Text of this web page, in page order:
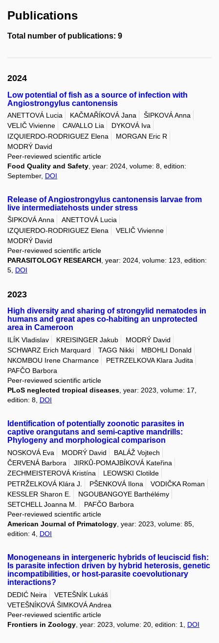
Publications
Total number of publications: 9
2024
Low potential of fish as a source of infection with
Angiostrongylus cantonensis
ANETTOVÁ Lucia KAČMAŘÍKOVÁ Jana
ŠIPKOVÁ Anna
VELIČ Vivienne
CAVALLO Lia
DYKOVÁ Iva
IZQUIERDO-RODRIGUEZ Elena
MORGAN Eric R
MODRÝ David
Peer-reviewed scientific article
Food Quality and Safety , year: 2024, volume: 8, edition:
September, DOI
Release of Angiostrongylus cantonensis larvae from
live intermediatehosts under stress
ŠIPKOVÁ Anna
ANETTOVÁ Lucia
IZQUIERDO-RODRIGUEZ Elena
VELIČ Vivienne
MODRÝ David
Peer-reviewed scientific article
PARASITOLOGY RESEARCH , year: 2024, volume: 123, edition:
5, DOI
2023
High diversity and sharing of strongylid nematodes in
humans and great apes co-habiting an unprotected
area in Cameroon
ILÍK Vladislav KREISINGER Jakub
MODRÝ David
SCHWARZ Erich Marquard
TAGG Nikki
MBOHLI Donald
NKOMBOU Irene Charmance
PETRZELKOVA Klara Judita
PAFČO Barbora
Peer-reviewed scientific article
PLoS neglected tropical diseases, year: 2023, volume: 17,
edition: 8, DOI
Identification of potentially zoonotic parasites in
captive orangutans and semi-captive mandrills:
Phylogeny and morphological comparison
NOSKOVÁ Eva MODRÝ David
BALÁŽ Vojtech
ČERVENÁ Barbora
JIRKŮ-POMAJBÍKOVÁ Kateřina
ZECHMEISTEROVÁ Kristína
LEOWSKI Clotilde
PETRŽELKOVÁ Klára J.
PŠENKOVÁ Ilona
VODIČKA Roman
KESSLER Sharon E.
NGOUBANGOYE Barthélémy
SETCHELL Joanna M.
PAFČO Barbora
Peer-reviewed scientific article
American Journal of Primatology, year: 2023, volume: 85,
edition: 4, DOI
Monogeneans in intergeneric hybrids of leuciscid fish:
Is parasite infection driven by hybrid heterosis, genetic
incompatibilities, or host-parasite coevolutionary
interactions?
DEDIĆ Neira
VETEŠNÍK Lukáš
VETEŠNÍKOVÁ ŠIMKOVÁ Andrea
Peer-reviewed scientific article
Frontiers in Zoology , year: 2023, volume: 20, edition: 1, DOI